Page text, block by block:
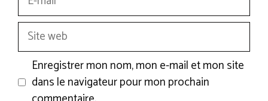
mail
Site
web
Enregistrer mon nom, mon e-mail et mon site
dans le navigateur pour mon prochain